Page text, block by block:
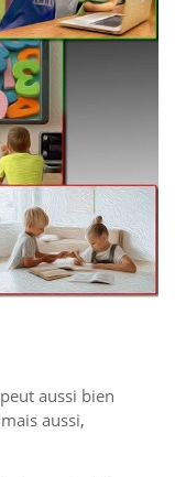
aussi bien
aussi,